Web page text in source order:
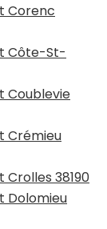
Corenc
Côte-St-
Coublevie
Crémieu
38190
Dolomieu